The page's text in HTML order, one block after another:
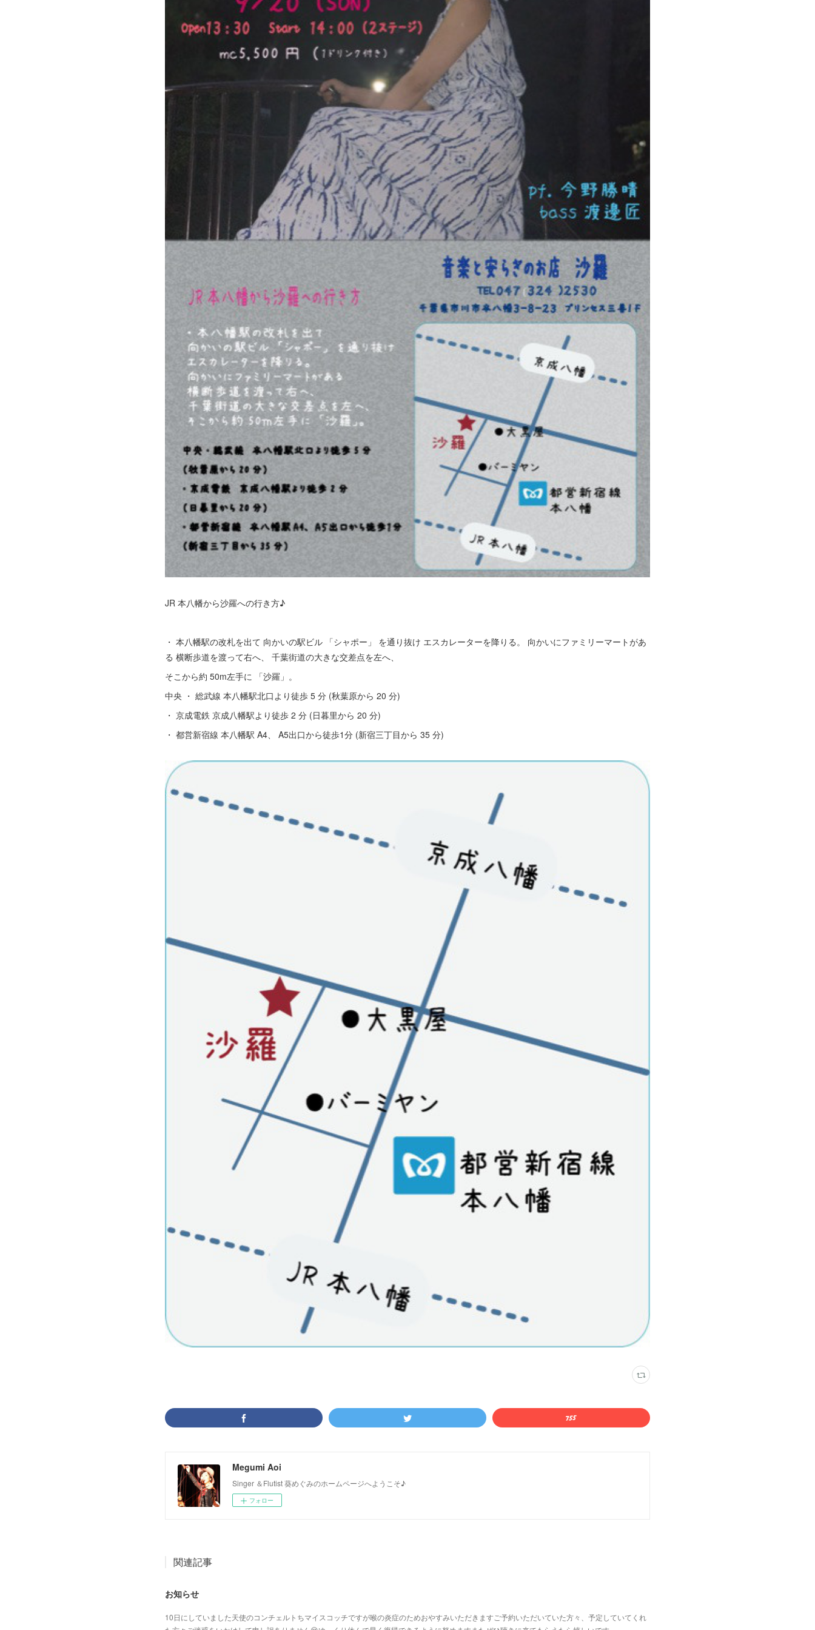
JR 本八幡から沙羅への行き方♪
・ 本八幡駅の改札を出て 向かいの駅ビル 「シャポー」 を通り抜け エスカレーターを降りる。 向かいにファミリーマートがあ
る 横断歩道を渡って右へ、 千葉街道の大きな交差点を左へ、
そこから約 50m左手に 「沙羅」。
中央 ・ 総武線 本八幡駅北口より徒歩 5 分 (秋葉原から 20 分)
・ 京成電鉄 京成八幡駅より徒歩 2 分 (日暮里から 20 分)
・ 都営新宿線 本八幡駅 A4、 A5出口から徒歩1分 (新宿三丁目から 35 分)
Megumi Aoi
Singer ＆Flutist 葵めぐみのホームページへようこそ♪
フォロー
関連記事
お知らせ
10日にしていました天使のコンチェルトちマイスコッチですが喉の炎症のためおやすみいただきますご予約いただいていた方々、予定していてくれ